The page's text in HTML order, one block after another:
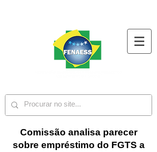
Comissão analisa parecer
sobre empréstimo do FGTS a